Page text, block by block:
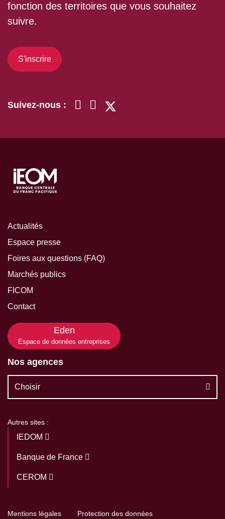
fonction des territoires que vous souhaitez
suivre.
S'inscrire
Suivez-nous :
Actualités
Espace presse
Foires aux questions (FAQ)
Marchés publics
FICOM
Contact
Eden
Espace de données entreprises
Nos agences
Choisir
Autres sites :
IEDOM
Banque de France
CEROM
Mentions légales Protection des données